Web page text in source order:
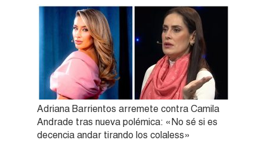
Adriana Barrientos arremete contra Camila
Andrade tras nueva polémica: «No sé si es
decencia andar tirando los colaless»